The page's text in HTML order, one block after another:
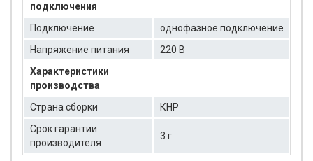
подключения
Подключение
однофазное подключение
Напряжение питания
220 В
Характеристики
производства
Страна сборки
КНР
Срок гарантии
производителя
3 г